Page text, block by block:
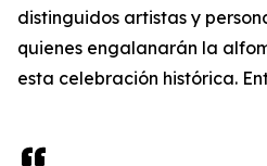
distinguidos artistas y
quienes engalanarán la
esta celebración histórica.